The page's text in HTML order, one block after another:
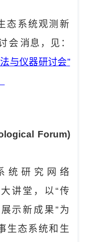
态系统观测新
会 消息，见：
与仪器研讨会”
Forum)
统研究网络
讲堂，以“传
示新成果”为
生态系统和生